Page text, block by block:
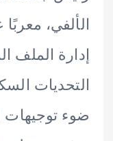
معربًا عن
الملف
السكانية
توجيهات